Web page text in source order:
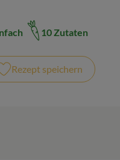
10 Zutaten
Rezept speichern